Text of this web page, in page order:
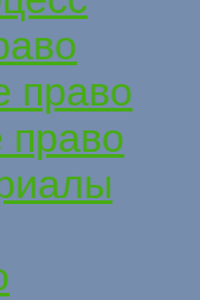
право
право